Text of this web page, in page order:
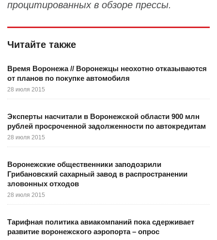
процитированных в обзоре прессы.
Читайте также
Время Воронежа // Воронежцы неохотно отказываются
от планов по покупке автомобиля
28 июля 2015
Эксперты насчитали в Воронежской области 900 млн
рублей просроченной задолженности по автокредитам
28 июля 2015
Воронежские общественники заподозрили
Грибановский сахарный завод в распространении
зловонных отходов
28 июля 2015
Тарифная политика авиакомпаний пока сдерживает
развитие воронежского аэропорта – опрос